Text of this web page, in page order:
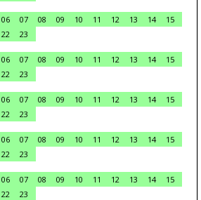
06 07 08 09 10 11 12 13 14
15
22
23
06 07 08 09 10 11 12 13 14
15
22
23
06 07 08 09 10 11 12 13 14
15
22
23
06 07 08 09 10 11 12 13 14
15
22
23
06 07 08 09 10 11 12 13 14
15
22
23